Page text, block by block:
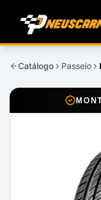
Catálogo Passeio